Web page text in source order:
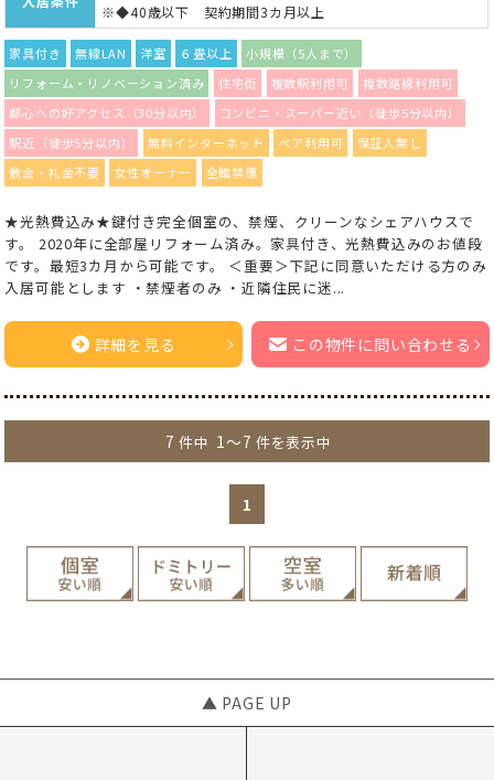
※◆40歳以下 契約期間3カ月以上
家具付き 無線LAN 洋室 ６畳以上
小規模（5人まで）
リフォーム・リノベーション済み
住宅街 複数駅利用可
複数路線利用可
都心への好アクセス（30分以内）
コンビニ・スーパー近い（徒歩5分以内）
駅近（徒歩5分以内）
無料インターネット ペア利用可
保証人無し
敷金・礼金不要
女性オーナー 全館禁煙
★光熱費込み★鍵付き完全個室の、禁煙、クリーンなシェアハウスで
す。 2020年に全部屋リフォーム済み。家具付き、光熱費込みのお値段
です。最短3カ月から可能です。 ＜重要＞下記に同意いただける方のみ
入居可能とします ・禁煙者のみ ・近隣住民に迷...
詳細を見る この物件に問い合わせる
7 件中 1～7 件を表示中
1
▲ PAGE UP